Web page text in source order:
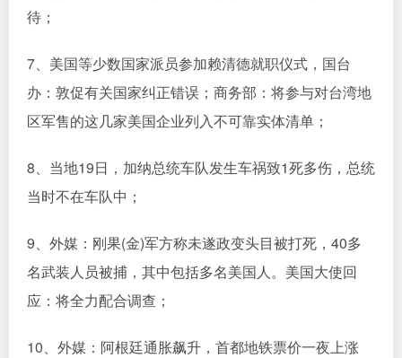
待；
7、美国等少数国家派员参加赖清德就职仪式，国台
办：敦促有关国家纠正错误；商务部：将参与对台湾地
区军售的这几家美国企业列入不可靠实体清单；
8、当地19日，加纳总统车队发生车祸致1死多伤，总统
当时不在车队中；
9、外媒：刚果(金)军方称未遂政变头目被打死，40多
名武装人员被捕，其中包括多名美国人。美国大使回
应：将全力配合调查；
10、外媒：阿根廷通胀飙升，首都地铁票价一夜上涨